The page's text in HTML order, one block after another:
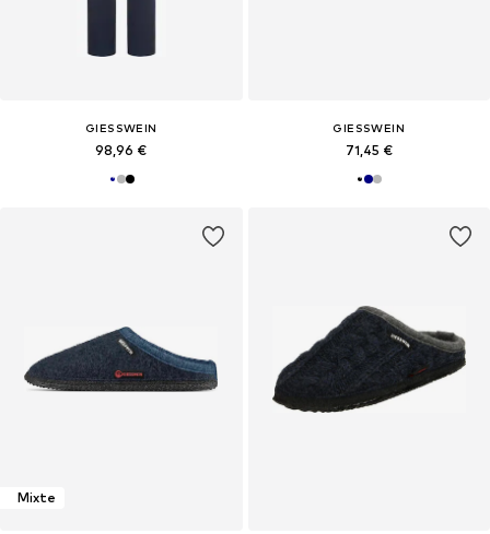
GIESSWEIN
98,96 €
GIESSWEIN
71,45 €
Mixte